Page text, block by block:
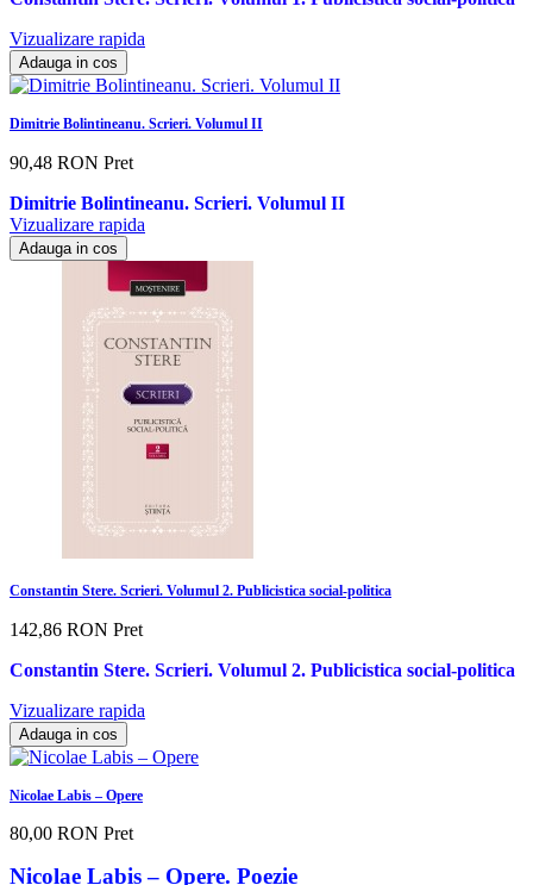
Vizualizare rapida
Adauga in cos
Dimitrie Bolintineanu. Scrieri. Volumul II
90,48 RON Pret
Dimitrie Bolintineanu. Scrieri. Volumul II
Vizualizare rapida
Adauga in cos
Constantin Stere. Scrieri. Volumul 2. Publicistica social-politica
142,86 RON Pret
Constantin Stere. Scrieri. Volumul 2. Publicistica social-politica
Vizualizare rapida
Adauga in cos
Nicolae Labis – Opere
80,00 RON Pret
Nicolae Labis – Opere. Poezie